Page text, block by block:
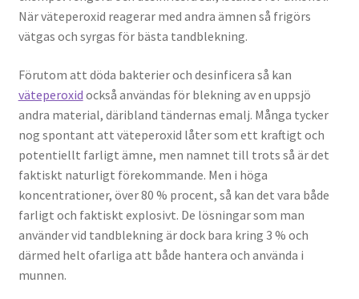
När väteperoxid reagerar med andra ämnen så frigörs
vätgas och syrgas för bästa tandblekning.
Förutom att döda bakterier och desinficera så kan
väteperoxid också användas för blekning av en uppsjö
andra material, däribland tändernas emalj. Många tycker
nog spontant att väteperoxid låter som ett kraftigt och
potentiellt farligt ämne, men namnet till trots så är det
faktiskt naturligt förekommande. Men i höga
koncentrationer, över 80 % procent, så kan det vara både
farligt och faktiskt explosivt. De lösningar som man
använder vid tandblekning är dock bara kring 3 % och
därmed helt ofarliga att både hantera och använda i
munnen.